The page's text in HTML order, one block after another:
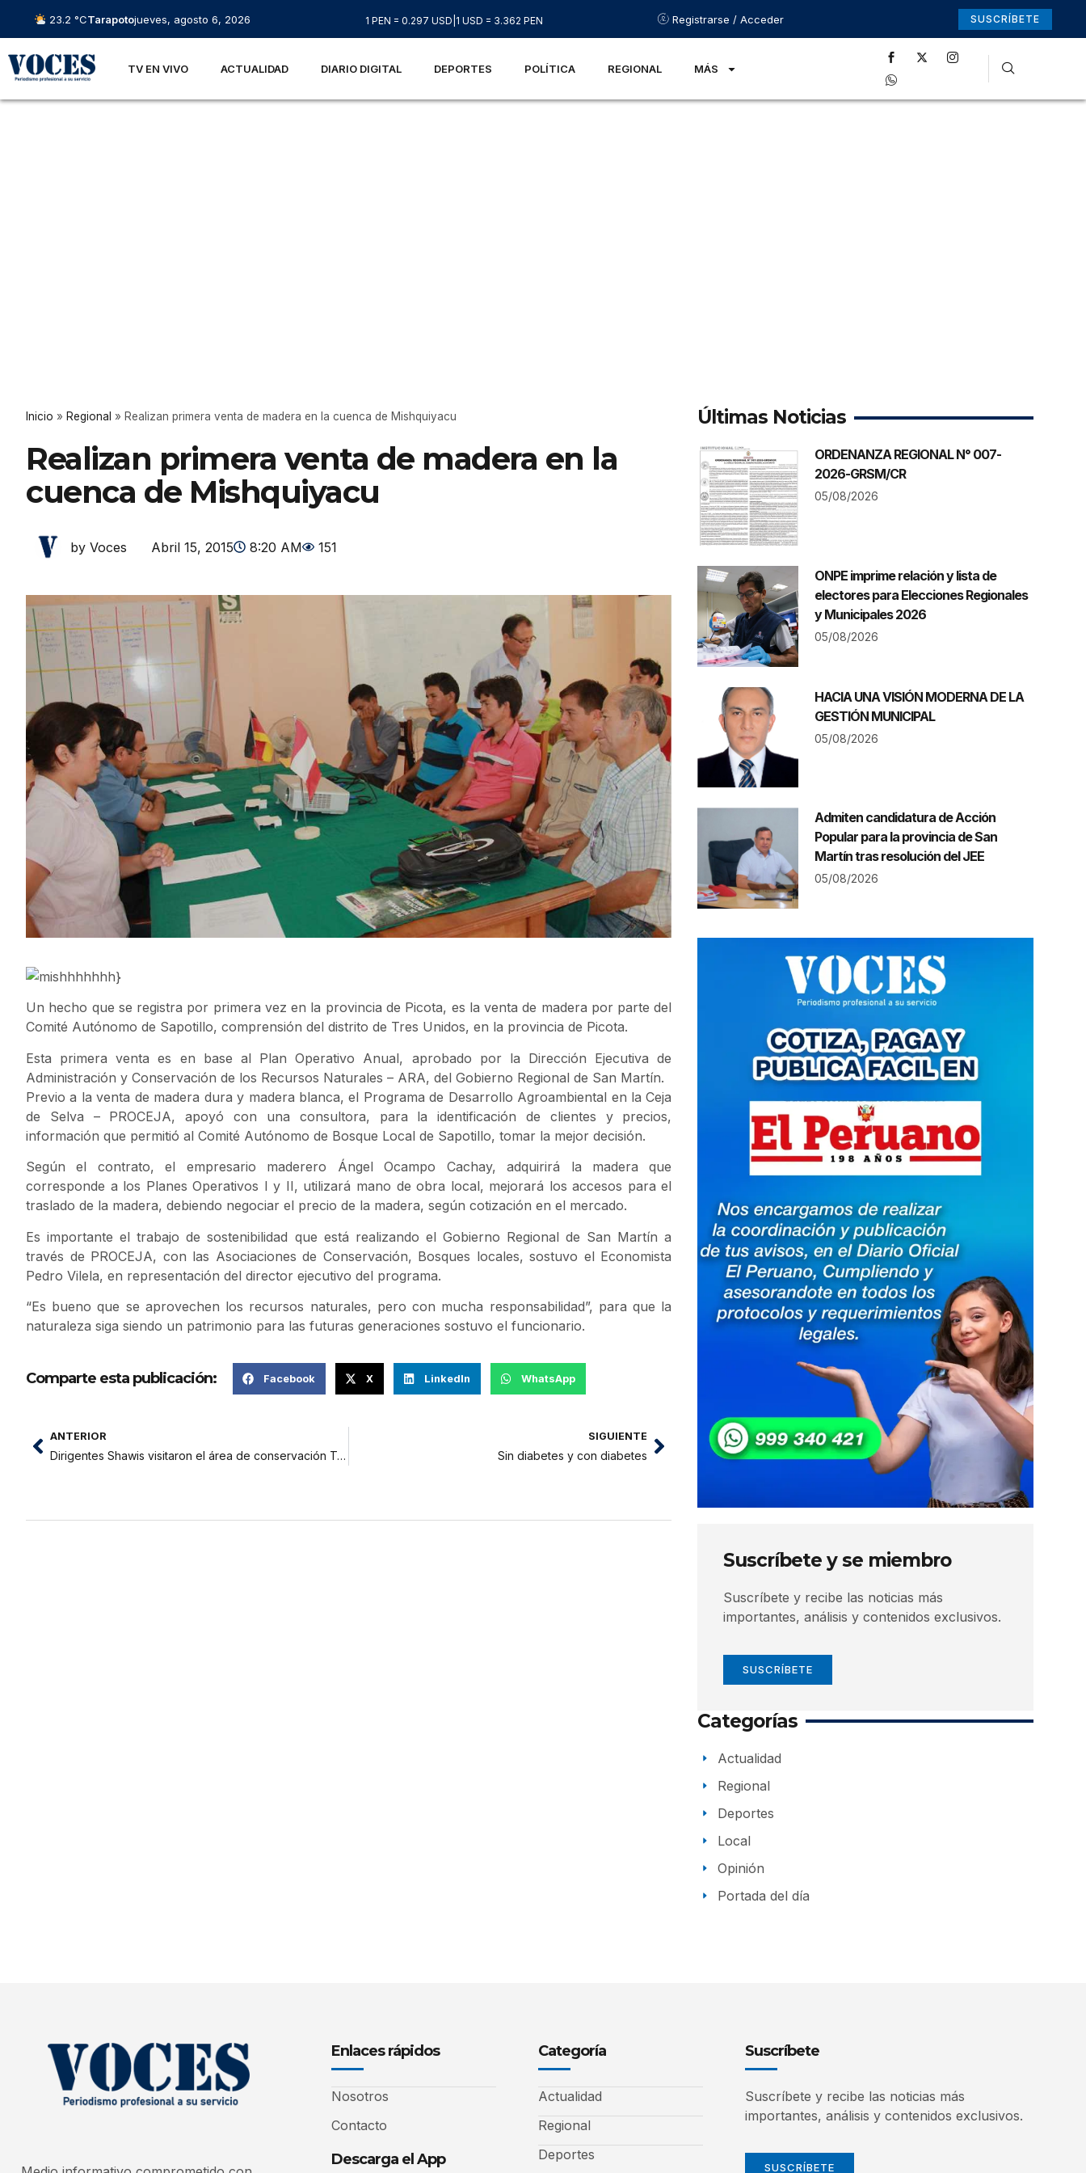
23.2 °CTarapotojueves, agosto 6, 2026 1 PEN = 0.297 USD 1 USD = 3.362 PEN Registrarse / Acceder SUSCRÍBETE
TV EN VIVO ACTUALIDAD DIARIO DIGITAL DEPORTES POLÍTICA REGIONAL MÁS
Inicio » Regional » Realizan primera venta de madera en la cuenca de Mishquiyacu
Realizan primera venta de madera en la
cuenca de Mishquiyacu
by Voces Abril 15, 2015 8:20 AM 151
Un hecho que se registra por primera vez en la provincia de Picota, es la venta de madera por parte del
Comité Autónomo de Sapotillo, comprensión del distrito de Tres Unidos, en la provincia de Picota.
Esta primera venta es en base al Plan Operativo Anual, aprobado por la Dirección Ejecutiva de
Administración y Conservación de los Recursos Naturales – ARA, del Gobierno Regional de San Martín.
Previo a la venta de madera dura y madera blanca, el Programa de Desarrollo Agroambiental en la Ceja
de Selva – PROCEJA, apoyó con una consultora, para la identificación de clientes y precios,
información que permitió al Comité Autónomo de Bosque Local de Sapotillo, tomar la mejor decisión.
Según el contrato, el empresario maderero Ángel Ocampo Cachay, adquirirá la madera que
corresponde a los Planes Operativos I y II, utilizará mano de obra local, mejorará los accesos para el
traslado de la madera, debiendo negociar el precio de la madera, según cotización en el mercado.
Es importante el trabajo de sostenibilidad que está realizando el Gobierno Regional de San Martín a
través de PROCEJA, con las Asociaciones de Conservación, Bosques locales, sostuvo el Economista
Pedro Vilela, en representación del director ejecutivo del programa.
“Es bueno que se aprovechen los recursos naturales, pero con mucha responsabilidad”, para que la
naturaleza siga siendo un patrimonio para las futuras generaciones sostuvo el funcionario.
Comparte esta publicación: Facebook X LinkedIn WhatsApp
ANTERIOR
Dirigentes Shawis visitaron el área de conservación Tamshiyacu Tahuayo
SIGUIENTE
Sin diabetes y con diabetes
Últimas Noticias
ORDENANZA REGIONAL N° 007-
2026-GRSM/CR
05/08/2026
ONPE imprime relación y lista de
electores para Elecciones Regionales
y Municipales 2026
05/08/2026
HACIA UNA VISIÓN MODERNA DE LA
GESTIÓN MUNICIPAL
05/08/2026
Admiten candidatura de Acción
Popular para la provincia de San
Martín tras resolución del JEE
05/08/2026
Suscríbete y se miembro
Suscríbete y recibe las noticias más
importantes, análisis y contenidos exclusivos.
SUSCRÍBETE
Categorías
Actualidad
Regional
Deportes
Local
Opinión
Portada del día
Enlaces rápidos
Nosotros
Contacto
Descarga el App
Categoría
Actualidad
Regional
Deportes
Suscríbete
Suscríbete y recibe las noticias más
importantes, análisis y contenidos exclusivos.
SUSCRÍBETE